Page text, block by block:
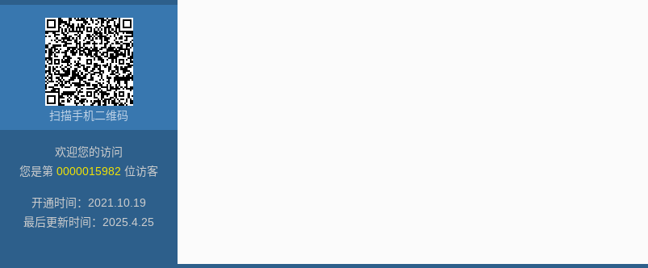
扫描手机二维码
欢迎您的访问
您是第 0000015982 位访客
开通时间： 2021 10 19
最后更新时间： 2025 4 25